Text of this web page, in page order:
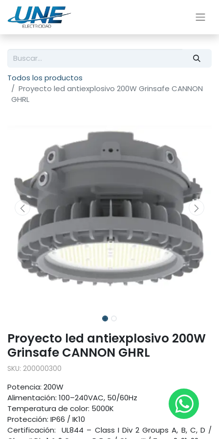
Todos los productos
Proyecto led antiexplosivo 200W Grinsafe CANNON
GHRL
Proyecto led antiexplosivo 200W
Grinsafe CANNON GHRL
SKU: 200000300
Potencia: 200W
Alimentación: 100–240VAC, 50/60Hz
Temperatura de color: 5000K
Protección: IP66 / IK10
Certificación: UL844 – Class I Div 2 Groups A, B, C, D /